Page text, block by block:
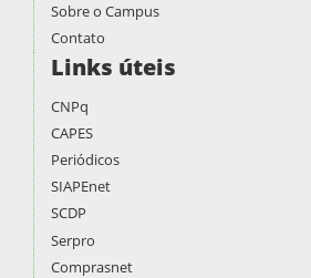
Sobre o Campus
Contato
Links úteis
CNPq
CAPES
Periódicos
SIAPEnet
SCDP
Serpro
Comprasnet